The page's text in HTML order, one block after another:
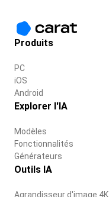
Produits
PC
iOS
Android
Explorer l'IA
Modèles
Fonctionnalités
Générateurs
Outils IA
Agrandisseur d'image 4K